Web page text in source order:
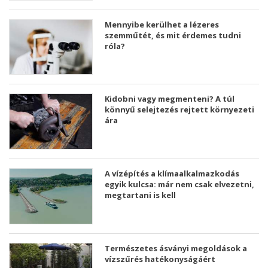
Mennyibe kerülhet a lézeres
szemműtét, és mit érdemes tudni
róla?
Kidobni vagy megmenteni? A túl
könnyű selejtezés rejtett környezeti
ára
A vízépítés a klímaalkalmazkodás
egyik kulcsa: már nem csak elvezetni,
megtartani is kell
Természetes ásványi megoldások a
vízszűrés hatékonyságáért